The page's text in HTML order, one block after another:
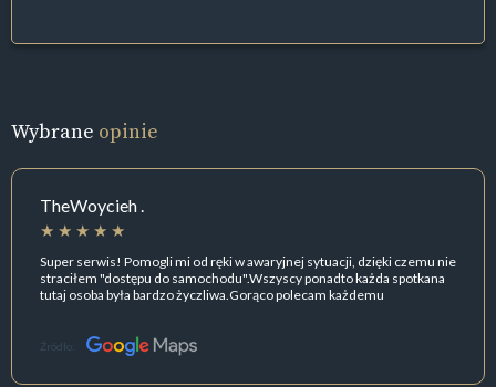
Wybrane opinie
TheWoycieh .
Super serwis! Pomogli mi od ręki w awaryjnej sytuacji, dzięki czemu nie
straciłem "dostępu do samochodu".Wszyscy ponadto każda spotkana
tutaj osoba była bardzo życzliwa.Gorąco polecam każdemu
Źródło: